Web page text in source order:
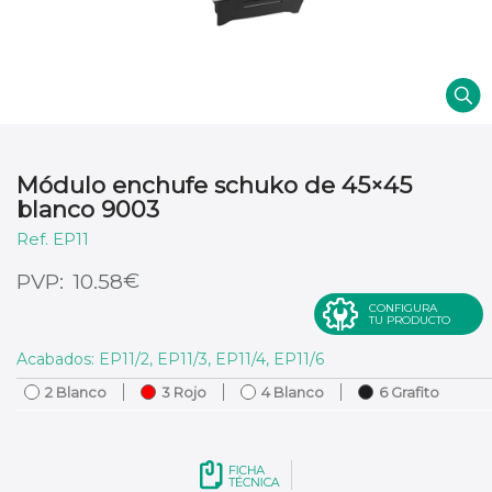
Módulo enchufe schuko de 45×45
blanco 9003
10.58€
EP11
CONFIGURA
TU PRODUCTO
Acabados: EP11/2, EP11/3, EP11/4, EP11/6
2 Blanco 3 Rojo 4 Blanco 6 Grafito